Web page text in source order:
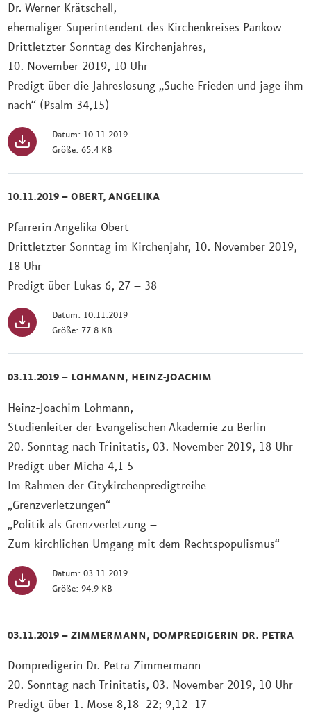
Dr. Werner Krätschell,
ehemaliger Superintendent des Kirchenkreises Pankow
Drittletzter Sonntag des Kirchenjahres,
10. November 2019, 10 Uhr
Predigt über die Jahreslosung „Suche Frieden und jage ihm
nach“ (Psalm 34,15)
Datum: 10.11.2019
Größe: 65.4 KB
10.11.2019 – OBERT, ANGELIKA
Pfarrerin Angelika Obert
Drittletzter Sonntag im Kirchenjahr, 10. November 2019,
18 Uhr
Predigt über Lukas 6, 27 – 38
Datum: 10.11.2019
Größe: 77.8 KB
03.11.2019 – LOHMANN, HEINZ-JOACHIM
Heinz-Joachim Lohmann,
Studienleiter der Evangelischen Akademie zu Berlin
20. Sonntag nach Trinitatis, 03. November 2019, 18 Uhr
Predigt über Micha 4,1-5
Im Rahmen der Citykirchenpredigtreihe
„Grenzverletzungen“
„Politik als Grenzverletzung –
Zum kirchlichen Umgang mit dem Rechtspopulismus“
Datum: 03.11.2019
Größe: 94.9 KB
03.11.2019 – ZIMMERMANN, DOMPREDIGERIN DR. PETRA
Dompredigerin Dr. Petra Zimmermann
20. Sonntag nach Trinitatis, 03. November 2019, 10 Uhr
Predigt über 1. Mose 8,18–22; 9,12–17